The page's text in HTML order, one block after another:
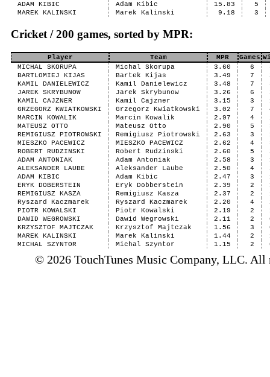
ADAM KIBIC
Adam Kibic 15.83
5
MAREK KALINSKI
Marek Kalinski 9.18 3
Cricket / 200 games, sorted by MPR:
Player Team MPR Games
MICHAL SKORUPA
Michal Skorupa 3.60 6
BARTLOMIEJ KIJAS
Bartek Kijas 3.49 7
KAMIL DANIELEWICZ
Kamil Danielewicz 3.48 7
JAREK SKRYBUNOW
Jarek Skrybunow 3.26 6
KAMIL CAJZNER
Kamil Cajzner 3.15 3
GRZEGORZ KWIATKOWSKI
Grzegorz Kwiatkowski 3.02 7
MARCIN KOWALIK
Marcin Kowalik 2.97 4
MATEUSZ OTTO
Mateusz Otto 2.90 5
REMIGIUSZ PIOTROWSKI
Remigiusz Piotrowski 2.63 3
MIESZKO PACEWICZ
MIESZKO PACEWICZ 2.62 4
ROBERT RUDZINSKI
Robert Rudzinski 2.60 5
ADAM ANTONIAK
Adam Antoniak 2.58 3
ALEKSANDER LAUBE
Aleksander Laube 2.50 4
ADAM KIBIC
Adam Kibic 2.47 3
ERYK DOBERSTEIN
Eryk Dobberstein 2.39 2
REMIGIUSZ KASZA
Remigiusz Kasza 2.37 2
Ryszard Kaczmarek
Ryszard Kaczmarek 2.20 4
PIOTR KOWALSKI
Piotr Kowalski 2.19 2
DAWID WEGROWSKI
Dawid Wegrowski 2.11 2
KRZYSZTOF MAJTCZAK
Krzysztof Majtczak 1.56 3
MAREK KALINSKI
Marek Kalinski 1.44 2
MICHAL SZYNTOR
Michal Szyntor 1.15 2
© 2026 TouchTunes Music Company, LLC. All